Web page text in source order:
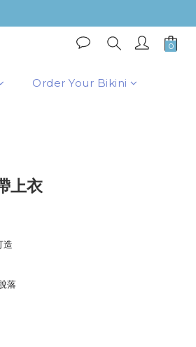
Order Your Bikini
上衣
造
落
BUY NOW